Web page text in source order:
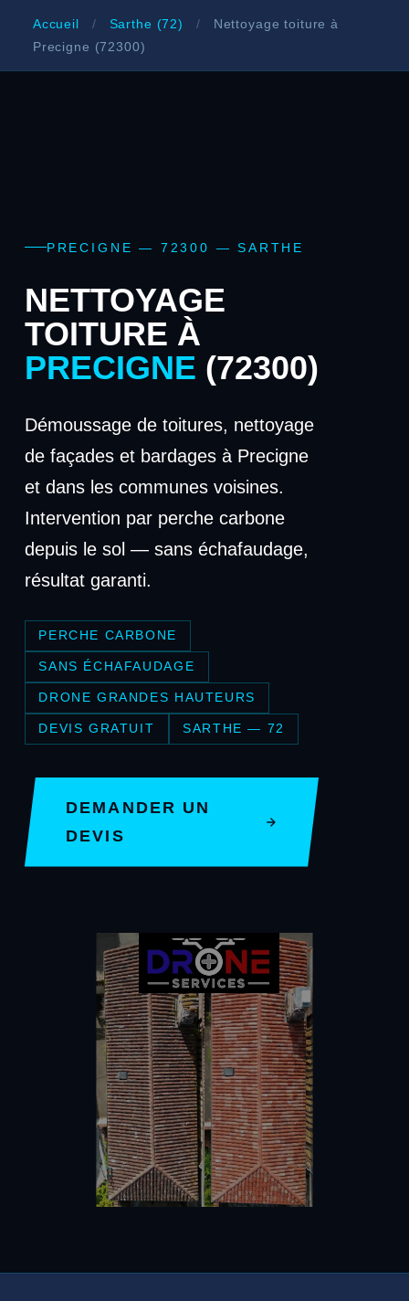
Accueil / Sarthe (72) /
Nettoyage toiture à
Precigne (72300)
PRECIGNE — 72300 — SARTHE
NETTOYAGE
TOITURE À
PRECIGNE (72300)
Démoussage de toitures, nettoyage
de façades et bardages à Precigne
et dans les communes voisines.
Intervention par perche carbone
depuis le sol — sans échafaudage,
résultat garanti.
PERCHE CARBONE
SANS ÉCHAFAUDAGE
DRONE GRANDES HAUTEURS
DEVIS GRATUIT SARTHE — 72
DEMANDER UN
DEVIS